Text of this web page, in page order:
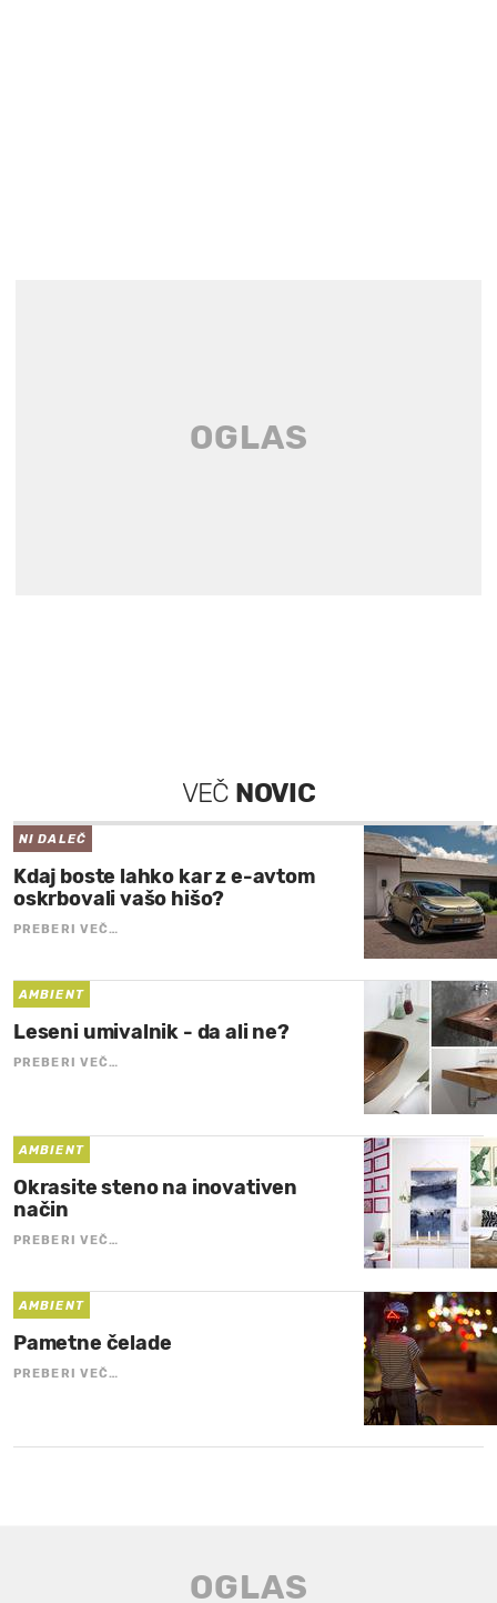
VEČ NOVIC
NI DALEČ
Kdaj boste lahko kar z e-avtom
oskrbovali vašo hišo?
PREBERI VEČ…
AMBIENT
Leseni umivalnik - da ali ne?
PREBERI VEČ…
AMBIENT
Okrasite steno na inovativen
način
PREBERI VEČ…
AMBIENT
Pametne čelade
PREBERI VEČ…